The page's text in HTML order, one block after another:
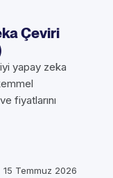
Çeviri
yapay zeka
fiyatlarını
15 Temmuz 2026